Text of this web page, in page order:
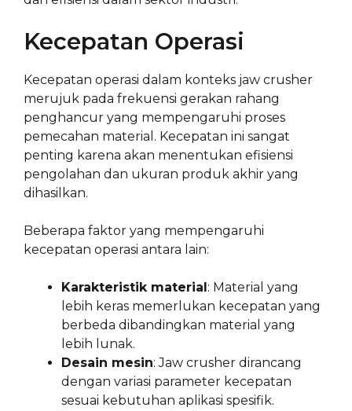
Kecepatan Operasi
Kecepatan operasi dalam konteks jaw crusher
merujuk pada frekuensi gerakan rahang
penghancur yang mempengaruhi proses
pemecahan material. Kecepatan ini sangat
penting karena akan menentukan efisiensi
pengolahan dan ukuran produk akhir yang
dihasilkan.
Beberapa faktor yang mempengaruhi
kecepatan operasi antara lain:
Karakteristik material: Material yang
lebih keras memerlukan kecepatan yang
berbeda dibandingkan material yang
lebih lunak.
Desain mesin: Jaw crusher dirancang
dengan variasi parameter kecepatan
sesuai kebutuhan aplikasi spesifik.